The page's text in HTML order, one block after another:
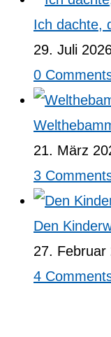
Ich dachte,
29. Juli
0
21. März
3
Den
27. Februar
4